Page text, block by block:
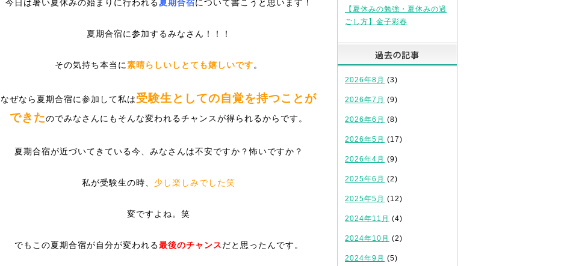
今日は暑い夏休みの始まりに行われる夏期合宿について書こうと思います！
夏期合宿に参加するみなさん！！！
その気持ち本当に素晴らしいしとても嬉しいです。
なぜなら夏期合宿に参加して私は受験生としての自覚を持つことが
できたのでみなさんにもそんな変われるチャンスが得られるからです。
夏期合宿が近づいてきている今、みなさんは不安ですか？怖いですか？
私が受験生の時、 少し楽しみでした笑
変ですよね。笑
でもこの夏期合宿が自分が変われる最後のチャンスだと思ったんです。
【夏休みの勉強・夏休みの過
ごし方】金子彩春
2026年8月 (3)
2026年7月 (9)
2026年6月 (8)
2026年5月 (17)
2026年4月 (9)
2025年6月 (2)
2025年5月 (12)
2024年11月 (4)
2024年10月 (2)
2024年9月 (5)